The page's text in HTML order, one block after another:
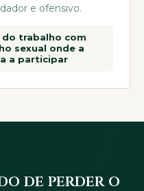
e ofensivo.
do trabalho com
sexual onde a
a participar
de perder o